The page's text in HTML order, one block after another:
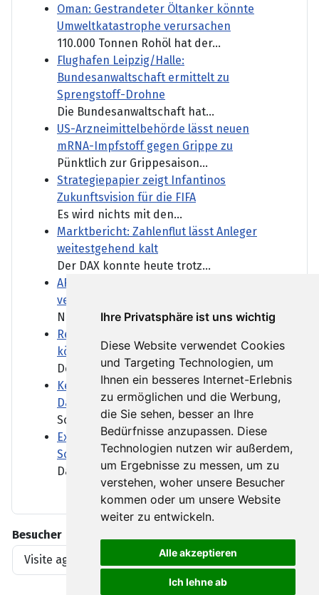
Ihre Privatsphäre ist uns wichtig
Diese Website verwendet Cookies
und Targeting Technologien, um
Ihnen ein besseres Internet-Erlebnis
zu ermöglichen und die Werbung,
die Sie sehen, besser an Ihre
Bedürfnisse anzupassen. Diese
Technologien nutzen wir außerdem,
um Ergebnisse zu messen, um zu
verstehen, woher unsere Besucher
kommen oder um unsere Website
weiter zu entwickeln.
Alle akzeptieren
Ich lehne ab
Oman: Gestrandeter Öltanker könnte
Umweltkatastrophe verursachen
110.000 Tonnen Rohöl hat der...
Flughafen Leipzig/Halle:
Bundesanwaltschaft ermittelt zu
Sprengstoff-Drohne
Die Bundesanwaltschaft hat...
US-Arzneimittelbehörde lässt neuen
mRNA-Impfstoff gegen Grippe zu
Pünktlich zur Grippesaison...
Strategiepapier zeigt Infantinos
Zukunftsvision für die FIFA
Es wird nichts mit den...
Marktbericht: Zahlenflut lässt Anleger
weitestgehend kalt
Der DAX konnte heute trotz...
ARD-DeutschlandTrend: AfD legt zu, Union
verliert weiter
Nach der Kabinettsumbildung...
Reform des Gewaltschutzgesetzes: Was
können Fußfesseln leisten?
Der Anschlag auf den CSD in...
Keine Infos zum Netzwerk des Abdul B.:
Das Schweigen des BND
Schon vor dem Anschlag waren...
Extrem-Niedrigwasser: Bilger will
Sonntagsfahrverbot für Lkw lockern
Das Extrem-Niedrigwasser...
Besucher
Visite agli articoli